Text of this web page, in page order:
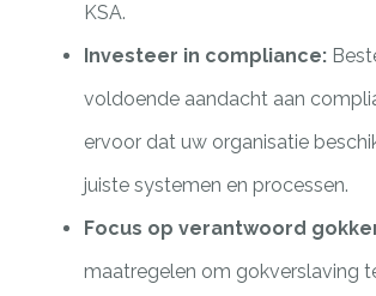
KSA.
Investeer in compliance:
voldoende aandacht aan
ervoor dat uw organisatie
juiste systemen en processen.
Focus op verantwoord
maatregelen om gokverslaving